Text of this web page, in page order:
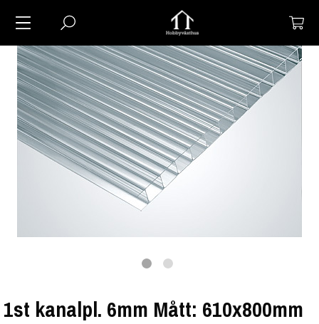
1st kanalpl. 6mm Mått: 610x800mm